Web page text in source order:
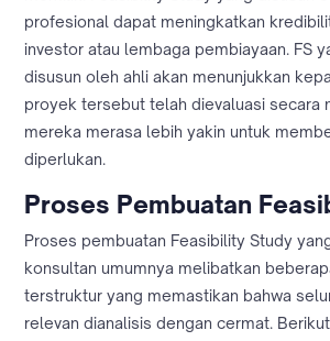
profesional dapat meningkatkan
investor atau lembaga pembiayaan. FS
disusun oleh ahli akan menunjukkan
proyek tersebut telah dievaluasi secara
mereka merasa lebih yakin untuk
diperlukan.
Proses Pembuatan
Proses pembuatan Feasibility Study
konsultan umumnya melibatkan
terstruktur yang memastikan bahwa
relevan dianalisis dengan cermat.